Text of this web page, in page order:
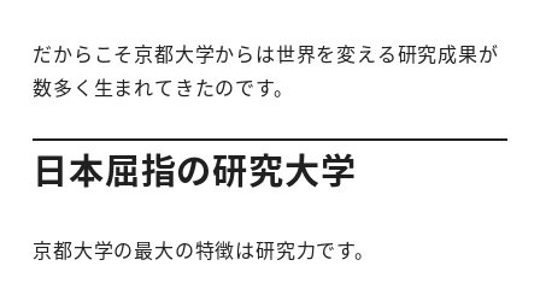
だからこそ京都大学からは世界を変える研究成果が
数多く生まれてきたのです。
日本屈指の研究大学
京都大学の最大の特徴は研究力です。